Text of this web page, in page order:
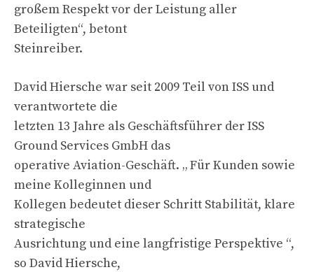
großem Respekt vor der Leistung aller
Beteiligten“, betont
Steinreiber.
David Hiersche war seit 2009 Teil von ISS und
verantwortete die
letzten 13 Jahre als Geschäftsführer der ISS
Ground Services GmbH das
operative Aviation-Geschäft. „ Für Kunden sowie
meine Kolleginnen und
Kollegen bedeutet dieser Schritt Stabilität, klare
strategische
Ausrichtung und eine langfristige Perspektive “,
so David Hiersche,